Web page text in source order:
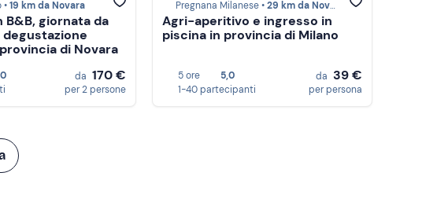
•19 km da Novara
B&B, giornata da
di Novara
da 170 €
per 2 persone
Pregnana Milanese •29 km da Novara
Agri-aperitivo e ingresso in
piscina in provincia di Milano
5 ore
5,0
1-40 partecipanti
da 39 €
per persona